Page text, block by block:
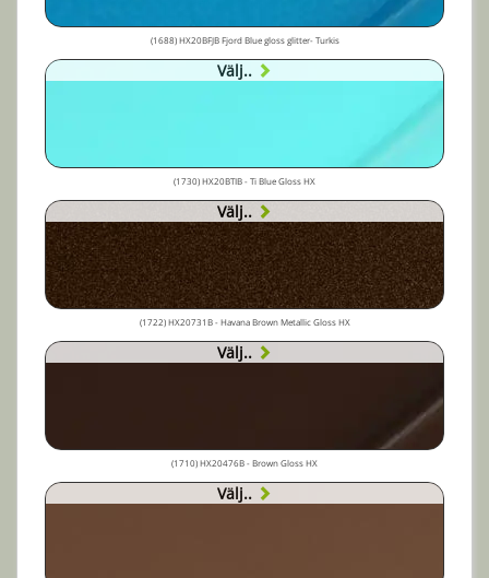
(1688) HX20BFJB Fjord Blue gloss glitter- Turkis
Välj..
(1730) HX20BTIB - Ti Blue Gloss HX
Välj..
(1722) HX20731B - Havana Brown Metallic Gloss HX
Välj..
(1710) HX20476B - Brown Gloss HX
Välj..